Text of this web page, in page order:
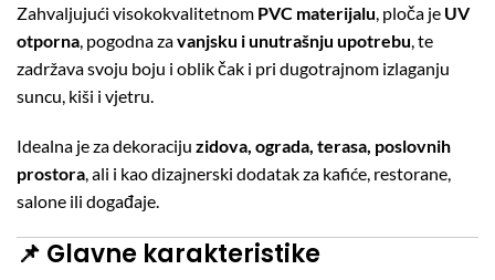
Zahvaljujući visokokvalitetnom PVC materijalu, ploča je UV
otporna, pogodna zavanjsku i unutrašnju upotrebu, te
zadržava svoju boju i oblik čak i pri dugotrajnom izlaganju
suncu, kiši i vjetru.
Idealna je za dekoraciju zidova, ograda, terasa, poslovnih
prostora, ali i kao dizajnerski dodatak za kafiće, restorane,
salone ili događaje.
📌 Glavne karakteristike